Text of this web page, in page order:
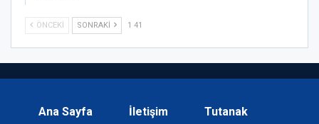
ÖNCEKI SONRAKI 1 41
Ana Sayfa İletişim Tutanak